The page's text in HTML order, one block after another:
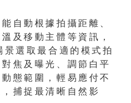
自動根據拍攝距離、
及移動主體等資訊，
選取最合適的模式拍
焦及曝光、調節白平
態範圍，輕易應付不
捕捉最清晰自然影